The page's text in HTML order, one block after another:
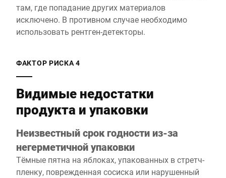
там, где попадание других материалов
исключено. В противном случае необходимо
использовать рентген-детекторы.
ФАКТОР РИСКА 4
Видимые недостатки
продукта и упаковки
Неизвестный срок годности из-за
негерметичной упаковки
Тёмные пятна на яблоках, упакованных в стретч-
пленку, поврежденная сосиска или нарушенный